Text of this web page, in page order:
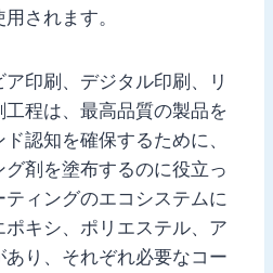
されます。
印刷、デジタル印刷、リ
程は、最高品質の製品を
認知を確保するために、
剤を塗布するのに役立っ
ィングのエコシステムに
キシ、ポリエステル、ア
り、それぞれ必要なコー